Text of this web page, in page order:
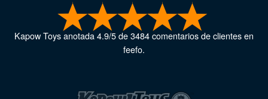
Kapow Toysanotada4.9/5de3484comentarios de clientes en
feefo.